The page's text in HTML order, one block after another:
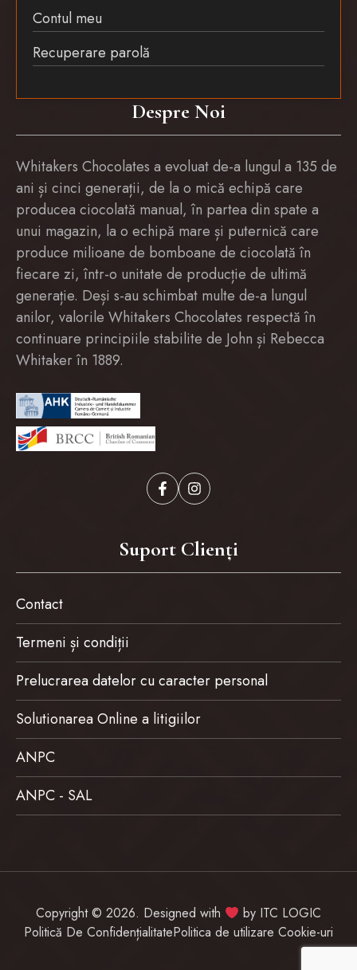
Despre Noi
Whitakers Chocolates a evoluat de-a lungul a 135 de
ani și cinci generații, de la o mică echipă care
producea ciocolată manual, în partea din spate a
unui magazin, la o echipă mare și puternică care
produce milioane de bomboane de ciocolată în
fiecare zi, într-o unitate de producție de ultimă
generație. Deși s-au schimbat multe de-a lungul
anilor, valorile Whitakers Chocolates respectă în
continuare principiile stabilite de John și Rebecca
Whitaker în 1889.
Contul meu
Recuperare parolă
Suport Clienți
Contact
Termeni și condiții
Prelucrarea datelor cu caracter personal
Solutionarea Online a litigiilor
ANPC
ANPC - SAL
Copyright © 2026. Designed with by ITC LOGIC
Politică De ConfidențialitatePolitica de utilizare Cookie-uri